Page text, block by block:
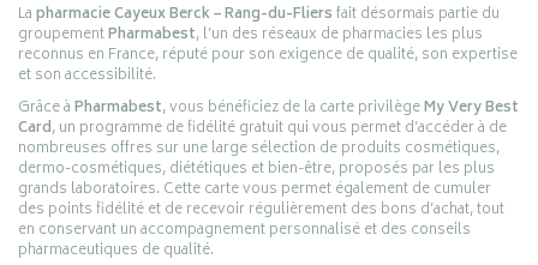
Lapharmacie Cayeux Berck – Rang-du-Fliersfait désormais partie du
groupementPharmabest, l’un des réseaux de pharmacies les plus
reconnus en France, réputé pour son exigence de qualité, son expertise
et son accessibilité.
Grâce àPharmabest, vous bénéficiez de la carte privilègeMy Very Best
Card, un programme de fidélité gratuit qui vous permet d’accéder à de
nombreuses offres sur une large sélection de produits cosmétiques,
dermo-cosmétiques, diététiques et bien-être, proposés par les plus
grands laboratoires. Cette carte vous permet également de cumuler
des points fidélité et de recevoir régulièrement des bons d’achat, tout
en conservant un accompagnement personnalisé et des conseils
pharmaceutiques de qualité.